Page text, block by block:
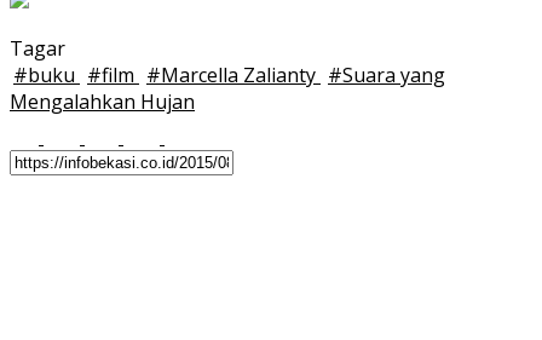
Tagar
#buku #film #Marcella Zalianty #Suara yang
Mengalahkan Hujan